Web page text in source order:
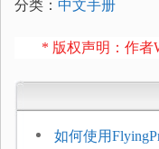
分类： 中文手册
* 版权声明：作者
如何使用